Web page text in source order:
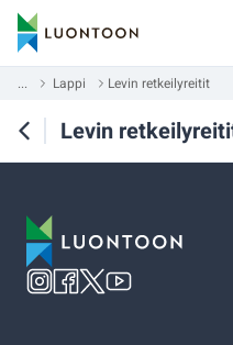
... Lappi Levin retkeilyreitit
Levin